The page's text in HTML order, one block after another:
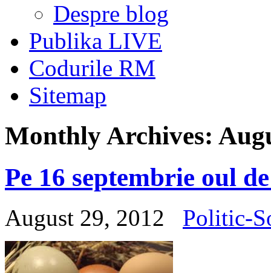
Despre blog
Publika LIVE
Codurile RM
Sitemap
Monthly Archives:
Pe 16 septembrie oul
August 29, 2012 Politic-